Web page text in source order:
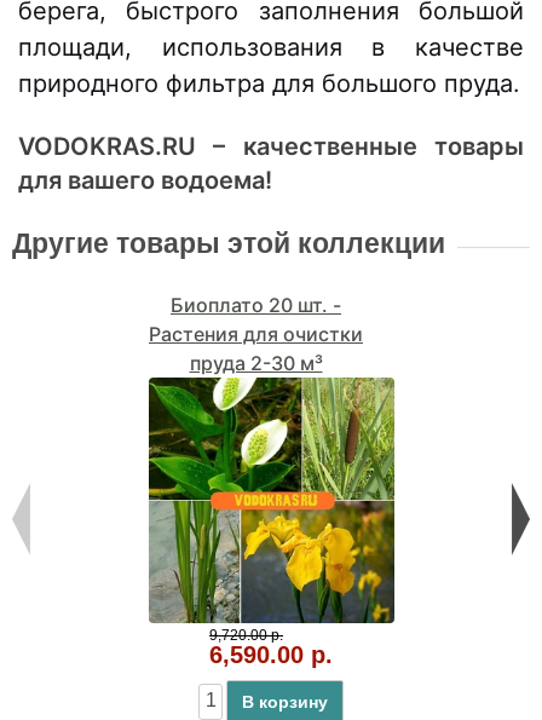
берега, быстрого заполнения большой
площади, использования в качестве
природного фильтра для большого пруда.
VODOKRAS.RU – качественные товары
для вашего водоема!
Другие товары этой коллекции
Биоплато 20 шт. -
Растения для очистки
пруда 2-30 м³
9,720.00 р.
6,590.00 р.
В корзину